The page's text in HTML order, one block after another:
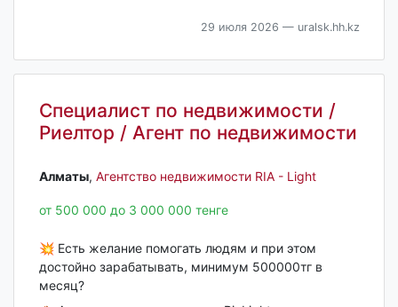
29 июля 2026 — uralsk.hh.kz
Специалист по недвижимости /
Риелтор / Агент по недвижимости
Алматы‎, Агентство недвижимости RIA - Light
от 500 000 до 3 000 000 тенге
💥 Есть желание помогать людям и при этом
достойно зарабатывать, минимум 500000тг в
месяц?